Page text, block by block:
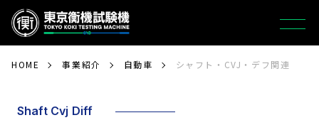
HOME 事業紹介 自動車 シャフト・CVJ・デフ関連
Shaft Cvj Diff